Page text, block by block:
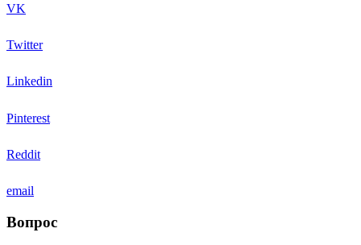
VK
Twitter
Linkedin
Pinterest
Reddit
email
Вопрос